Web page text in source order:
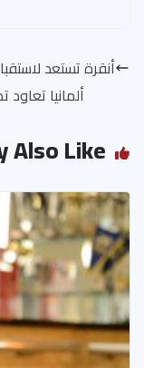
أنقرة تستعد
ألمانيا
Also Like